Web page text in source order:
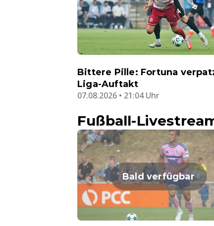
Bittere Pille: Fortuna
Liga-Auftakt
07.08.2026 • 21:04 Uhr
Fußball-
Bald verfügbar